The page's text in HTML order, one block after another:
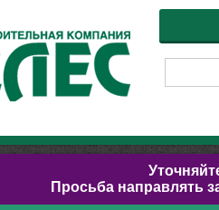
Просьба направлять